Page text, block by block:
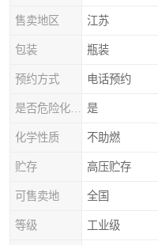
售卖地区 江苏
包装 瓶装
预约方式 电话预约
是
化学性质 不助燃
贮存 高压贮存
可售卖地 全国
等级 工业级